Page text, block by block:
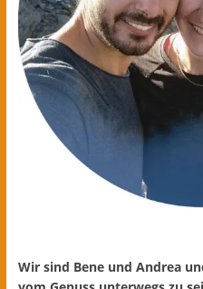
Wir sind Bene und Andrea